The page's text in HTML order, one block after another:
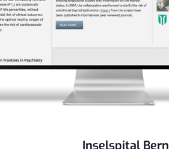
Inselspital Bern